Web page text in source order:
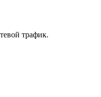
трафик.